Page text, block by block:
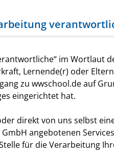
im Wortlaut
Lernende(r) oder
zu wwschool.de auf
eingerichtet hat.
direkt von uns selbst
angebotenen
für die Verarbeitung